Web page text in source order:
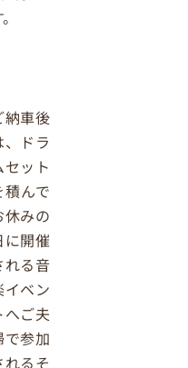
納車後
、ドラ
セット
積んで
休みの
に開催
れる音
イベン
へご夫
で参加
れるそ